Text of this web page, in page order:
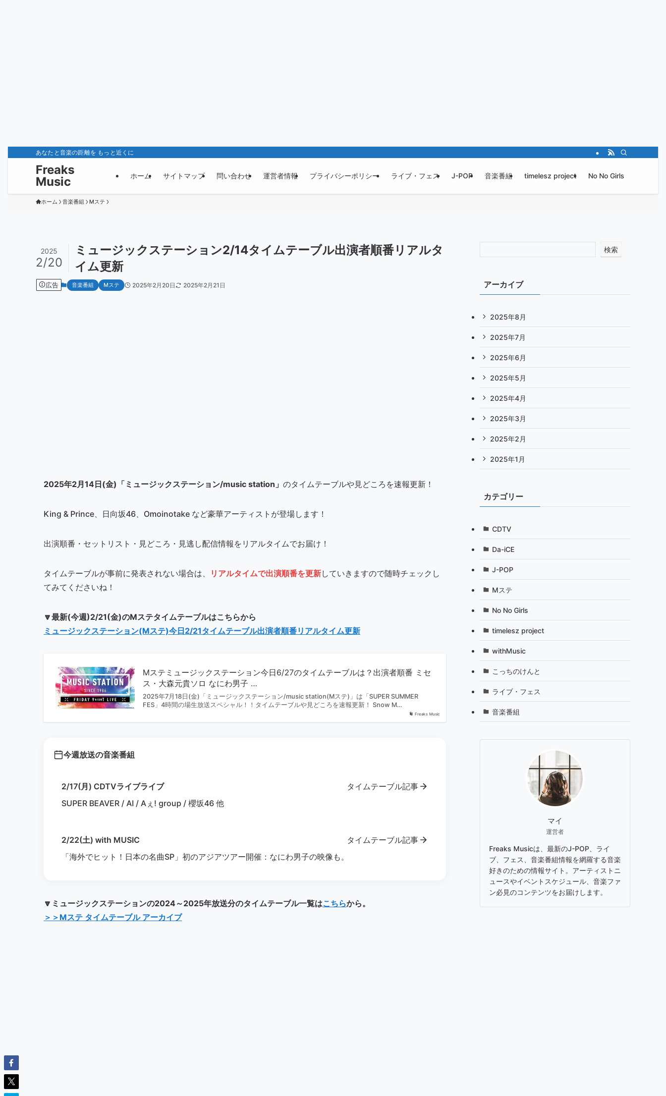
あなたと音楽の距離を もっと近くに
Freaks
Music
ホーム サイトマップ 問い合わせ 運営者情報 プライバシーポリシー ライブ・フェス J-POP 音楽番組 timelesz project No No Girls
ホーム 音楽番組 Mステ
ミュージックステーション2/14タイムテーブル出演者順番リアルタ
イム更新
2025
2/20
広告 音楽番組 Mステ 2025年2月20日 2025年2月21日
2025年2月14日(金)「ミュージックステーション/music station」 のタイムテーブルや見どころを速報更新！
King & Prince、日向坂46、Omoinotake など豪華アーティストが登場します！
出演順番・セットリスト・見どころ・見逃し配信情報をリアルタイムでお届け！
タイムテーブルが事前に発表されない場合は、 リアルタイムで出演順番を更新していきますので随時チェックし
てみてくださいね！
🔽最新(今週)2/21(金)のMステタイムテーブルはこちらから
ミュージックステーション(Mステ)今日2/21タイムテーブル出演者順番リアルタイム更新
Freaks Music
Mステミュージックステーション今日6/27のタイムテーブルは？出演者順番 ミセ
ス・大森元貴ソロ なにわ男子 …
2025年7月18日(金)「ミュージックステーション/music station(Mステ)」は「SUPER SUMMER
FES」4時間の場生放送スペシャル！！タイムテーブルや見どころを速報更新！ Snow M…
今週放送の音楽番組
2/17(月) CDTVライブライブ
タイムテーブル記事
SUPER BEAVER / AI / Aぇ! group / 櫻坂46 他
2/22(土) with MUSIC
タイムテーブル記事
「海外でヒット！日本の名曲SP」初のアジアツアー開催：なにわ男子の映像も。
🔽ミュージックステーションの2024～2025年放送分のタイムテーブル一覧はこちらから。
＞＞Mステ タイムテーブル アーカイブ
検索
アーカイブ
2025年8月
2025年7月
2025年6月
2025年5月
2025年4月
2025年3月
2025年2月
2025年1月
カテゴリー
CDTV
Da-iCE
J-POP
Mステ
No No Girls
timelesz project
withMusic
こっちのけんと
ライブ・フェス
音楽番組
マイ
運営者
Freaks Musicは、最新のJ-POP、ライ
ブ、フェス、音楽番組情報を網羅する音楽
好きのための情報サイト。アーティストニ
ュースやイベントスケジュール、音楽ファ
ン必見のコンテンツをお届けします。